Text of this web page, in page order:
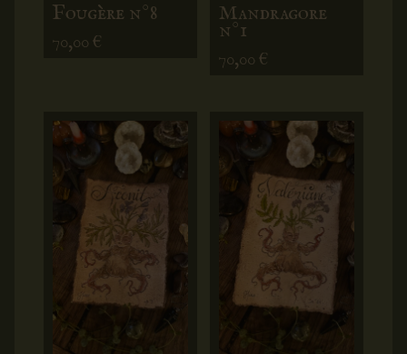
Fougère n°8
€
Mandragore
n°1
€